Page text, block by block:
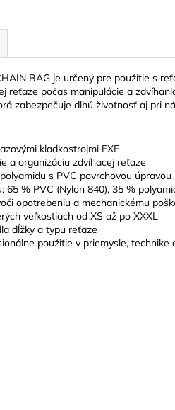
BAG je určený pre použitie s
reťaze počas manipulácie a
zabezpečuje dlhú životnosť aj pri
kladkostrojmi EXE
a organizáciu zdvíhacej reťaze
s PVC povrchovou úpravou
65 % PVC (Nylon 840), 35 %
opotrebeniu a mechanickému
veľkostiach od XS až po XXXL
dĺžky a typu reťaze
použitie v priemysle, technike